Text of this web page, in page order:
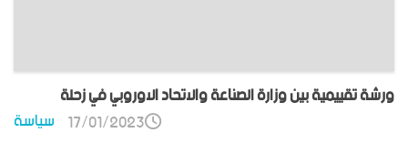
ورشة تقييمية بين وزارة الصناعة والاتحاد الاوروبي في زحلة
سياسة 17/01/2023